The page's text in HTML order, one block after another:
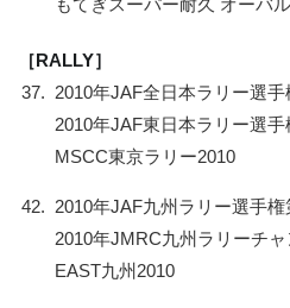
［RALLY］
37. 2010年JAF全日本ラリー選手
2010年JAF東日本ラリー選手
MSCC東京ラリー2010
42. 2010年JAF九州ラリー選手権
2010年JMRC九州ラリーチ
EAST九州2010